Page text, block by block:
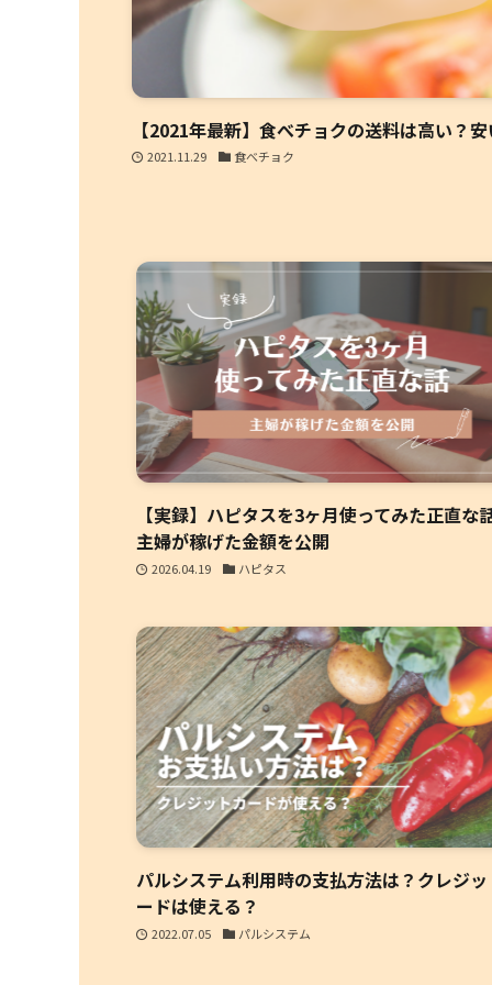
【2021年最新】食べチョクの送料は高い？
2021.11.29 食べチョク
【実録】ハピタスを3ヶ月使ってみた正直な
主婦が稼げた金額を公開
2026.04.19 ハピタス
パルシステム利用時の支払方法は？クレジ
ードは使える？
2022.07.05 パルシステム